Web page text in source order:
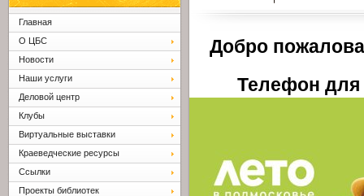
Добро
Телефон для
Главная
О ЦБС
Новости
Наши услуги
Деловой центр
Клубы
Виртуальные выставки
Краеведческие ресурсы
Ссылки
Проекты библиотек